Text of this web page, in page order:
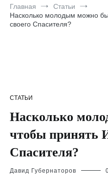
Главная
Статьи
Насколько молодым можно
своего Спасителя?
СТАТЬИ
Насколько
чтобы принять
Спасителя?
Давид Губернаторов